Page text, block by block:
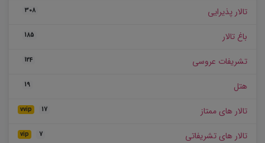
تالار پذیرایی 308
باغ تالار 185
تشریفات عروسی 124
هتل 19
تالار های ممتاز vvip 17
تالار های تشریفاتی vip 7